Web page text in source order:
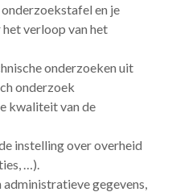
en je
verloop van het
onderzoeken uit
onderzoek
kwaliteit van de
instelling over overheid
…).
administratieve gegevens,